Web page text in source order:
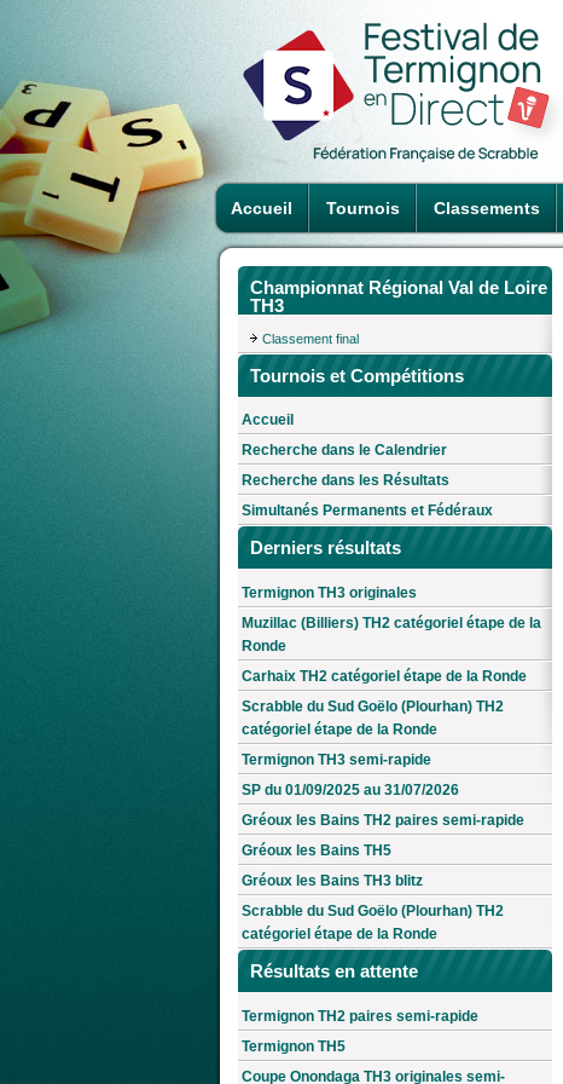
Accueil Tournois Classements
Championnat Régional Val de Loire
TH3
Classement final
Tournois et Compétitions
Accueil
Recherche dans le Calendrier
Recherche dans les Résultats
Simultanés Permanents et Fédéraux
Derniers résultats
Termignon TH3 originales
Muzillac (Billiers) TH2 catégoriel étape de la
Ronde
Carhaix TH2 catégoriel étape de la Ronde
Scrabble du Sud Goëlo (Plourhan) TH2
catégoriel étape de la Ronde
Termignon TH3 semi-rapide
SP du 01/09/2025 au 31/07/2026
Gréoux les Bains TH2 paires semi-rapide
Gréoux les Bains TH5
Gréoux les Bains TH3 blitz
Scrabble du Sud Goëlo (Plourhan) TH2
catégoriel étape de la Ronde
Résultats en attente
Termignon TH2 paires semi-rapide
Termignon TH5
Coupe Onondaga TH3 originales semi-